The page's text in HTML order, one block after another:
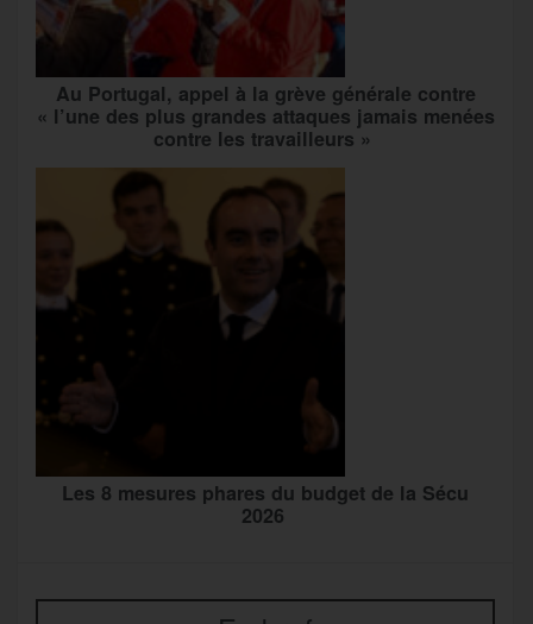
Au Portugal, appel à la grève générale contre
« l’une des plus grandes attaques jamais menées
contre les travailleurs »
Les 8 mesures phares du budget de la Sécu
2026